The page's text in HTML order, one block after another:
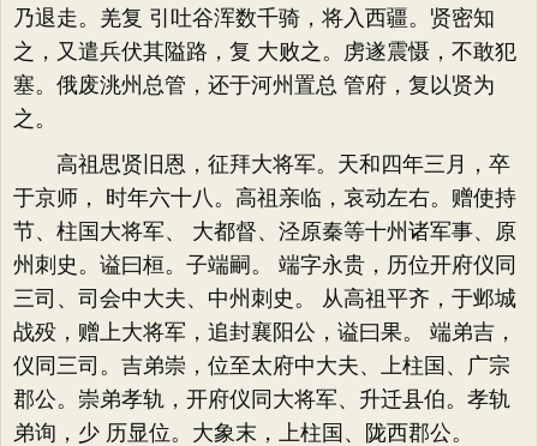
乃退走。羌复 引吐谷浑数千骑，将入西疆。贤密知
之，又遣兵伏其隘路，复 大败之。虏遂震慑，不敢犯
塞。俄废洮州总管，还于河州置总 管府，复以贤为
之。
高祖思贤旧恩，征拜大将军。天和四年三月，卒
于京师， 时年六十八。高祖亲临，哀动左右。赠使持
节、柱国大将军、 大都督、泾原秦等十州诸军事、原
州刺史。谥曰桓。子端嗣。 端字永贵，历位开府仪同
三司、司会中大夫、中州刺史。 从高祖平齐，于邺城
战殁，赠上大将军，追封襄阳公，谥曰果。 端弟吉，
仪同三司。吉弟崇，位至太府中大夫、上柱国、广宗
郡公。崇弟孝轨，开府仪同大将军、升迁县伯。孝轨
弟询，少 历显位。大象末，上柱国、陇西郡公。